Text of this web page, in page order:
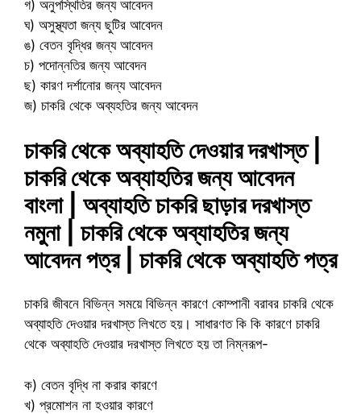
গ) অনুপস্থিতির জন্য আবেদন
ঘ) অসুস্থ্যতা জন্য ছুটির আবেদন
ঙ) বেতন বৃদ্ধির জন্য আবেদন
চ) পদোন্নতির জন্য আবেদন
ছ) কারণ দর্শানোর জন্য আবেদন
জ) চাকরি থেকে অব্যহতির জন্য আবেদন
চাকরি থেকে অব্যাহতি দেওয়ার দরখাস্ত |
চাকরি থেকে অব্যাহতির জন্য আবেদন
বাংলা | অব্যাহতি চাকরি ছাড়ার দরখাস্ত
নমুনা | চাকরি থেকে অব্যাহতির জন্য
আবেদন পত্র | চাকরি থেকে অব্যাহতি পত্র
চাকরি জীবনে বিভিন্ন সময়ে বিভিন্ন কারণে কোম্পানী বরাবর চাকরি থেকে
অব্যাহতি দেওয়ার দরখাস্ত লিখতে হয়। সাধারণত কি কি কারণে চাকরি
থেকে অব্যাহতি দেওয়ার দরখাস্ত লিখতে হয় তা নিম্নরূপ-
ক) বেতন বৃদ্ধি না করার কারণে
খ) প্রমোশন না হওয়ার কারণে